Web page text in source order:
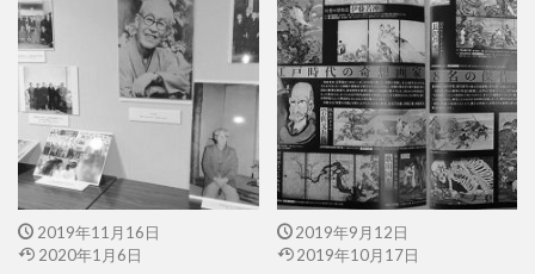
2019年11月16日
2020年1月6日
2019年9月12日
2019年10月17日